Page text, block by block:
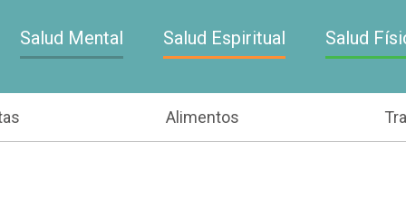
Salud Mental Salud Espiritual Salud
Alimentos